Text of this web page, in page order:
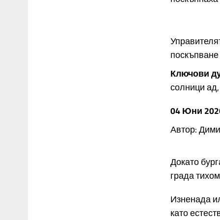
Ключови
солници
04 Юни
Автор:
Докато
града
Изненада
като